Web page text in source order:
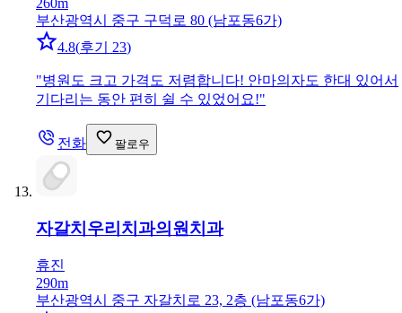
260m
부산광역시 중구 구덕로 80 (남포동6가)
4.8(후기 23)
"병원도 크고 가격도 저렴합니다! 안마의자도 한대 있어서
기다리는 동안 편히 쉴 수 있었어요!"
전화 팔로우
자갈치우리치과의원 치과
휴진
290m
부산광역시 중구 자갈치로 23, 2층 (남포동6가)